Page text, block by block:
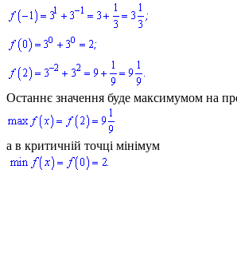
Останнє значення буде максимумом на
а в критичній точці мінімум